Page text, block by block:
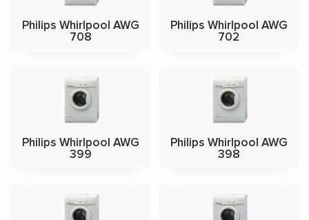
Philips Whirlpool AWG
708
Philips Whirlpool AWG
702
Philips Whirlpool AWG
399
Philips Whirlpool AWG
398